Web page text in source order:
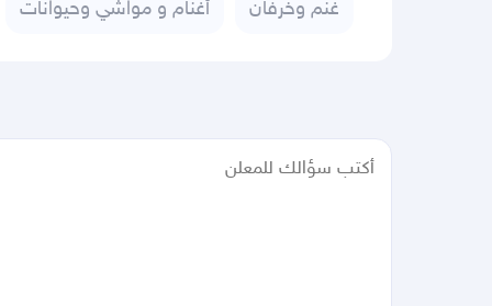
غنم وخرفان أغنام و مواشي وحيوانات